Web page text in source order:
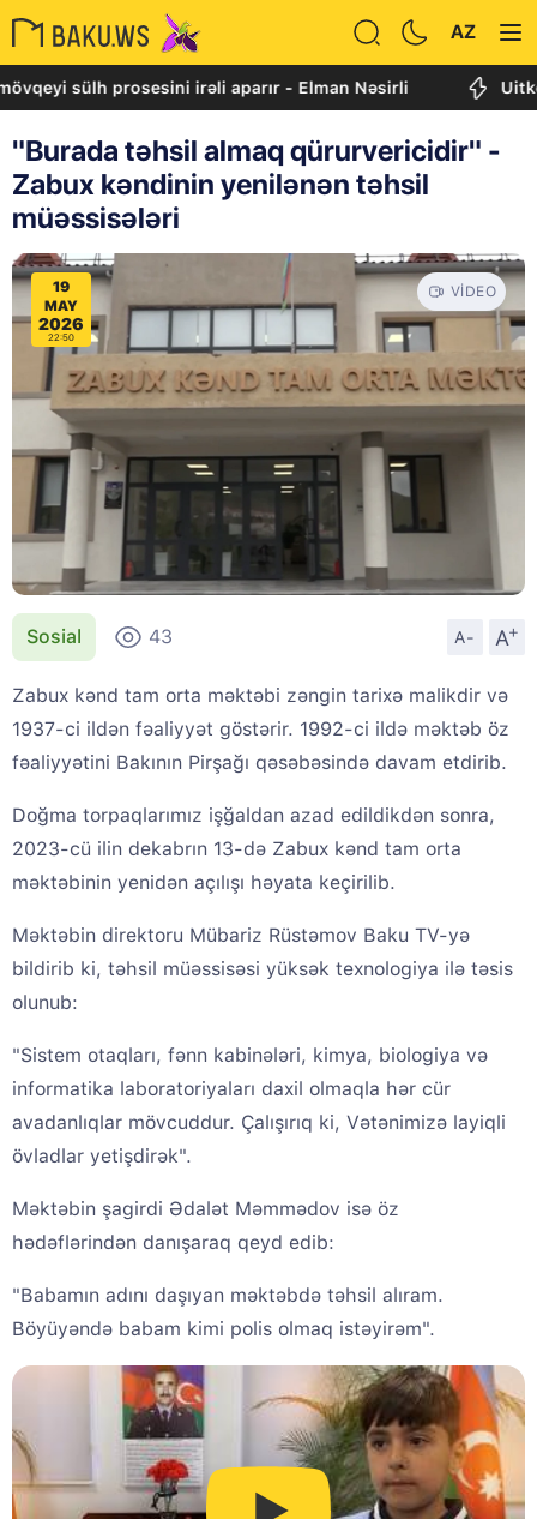
AZ
prosesini irəli aparır - Elman Nəsirli Uitkoff:
"Burada təhsil almaq qürurvericidir" -
Zabux kəndinin yenilənən təhsil
müəssisələri
19
MAY
2026
22:50
VIDEO
Sosial 43 A- A
+
Zabux kənd tam orta məktəbi zəngin tarixə malikdir və
1937-ci ildən fəaliyyət göstərir. 1992-ci ildə məktəb öz
fəaliyyətini Bakının Pirşağı qəsəbəsində davam etdirib.
Doğma torpaqlarımız işğaldan azad edildikdən sonra,
2023-cü ilin dekabrın 13-də Zabux kənd tam orta
məktəbinin yenidən açılışı həyata keçirilib.
Məktəbin direktoru Mübariz Rüstəmov Baku TV-yə
bildirib ki, təhsil müəssisəsi yüksək texnologiya ilə təsis
olunub:
"Sistem otaqları, fənn kabinələri, kimya, biologiya və
informatika laboratoriyaları daxil olmaqla hər cür
avadanlıqlar mövcuddur. Çalışırıq ki, Vətənimizə layiqli
övladlar yetişdirək".
Məktəbin şagirdi Ədalət Məmmədov isə öz
hədəflərindən danışaraq qeyd edib:
"Babamın adını daşıyan məktəbdə təhsil alıram.
Böyüyəndə babam kimi polis olmaq istəyirəm".